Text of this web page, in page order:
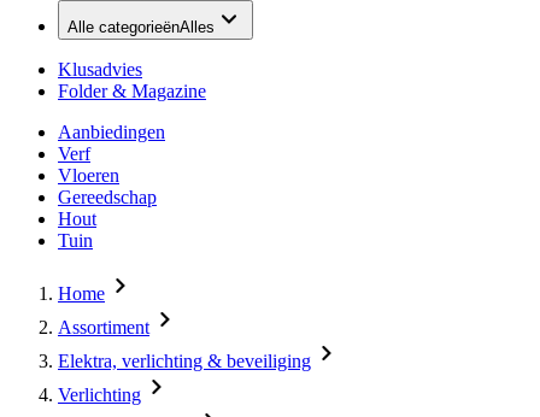
Alle categorieënAlles
Klusadvies
Folder & Magazine
Aanbiedingen
Verf
Vloeren
Gereedschap
Hout
Tuin
Home
Assortiment
Elektra, verlichting & beveiliging
Verlichting